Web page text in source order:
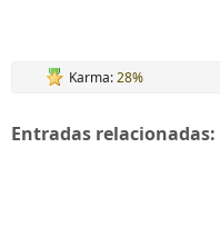
Karma:28%
Entradas relacionadas: